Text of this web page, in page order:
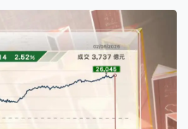
會向上調整。當庫存去得七七八
年初起慢慢在回復，現時只是由
急，但也看到庫存慢慢減少，香
恒地表示隨著市況好轉，集團已加
出現過熱情況。恒基地產主席李
年好得多，首五個月，香港整體
望今年能有機會達到2萬伙。我看